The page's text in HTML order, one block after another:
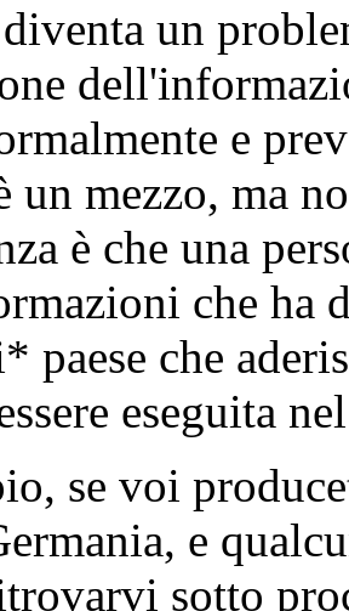
un
e
un mezzo, ma
è che una
che ha
paese che
eseguita
se voi
e
sotto